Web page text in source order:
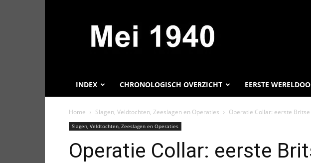
1940,
Informatie
over
Wereldoorlog
INDEX CHRONOLOGISCH OVERZICHT EERSTE
Home Slagen, Veldtochten, Zeeslagen en Operaties Operatie Collar: eerste
Slagen, Veldtochten, Zeeslagen en Operaties
Operatie Collar: eerste